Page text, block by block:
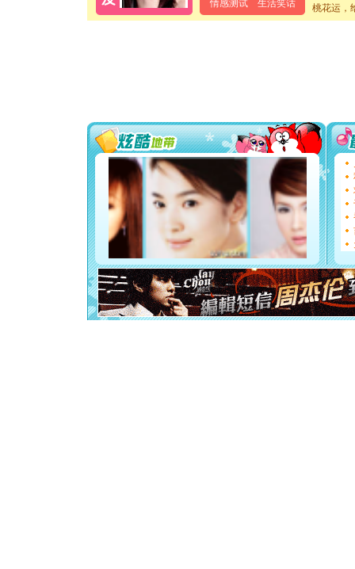
情感测试
生活笑话
泣，这痛
卖了。水
你太多，
要平安
[圣诞节]
能正大
都要快乐
[圣诞节]
如意,快
[元旦]
看
断电。
你是我
[元旦]如
起；二是
离。水晶
[元旦]当
泣，这痛
桃花运，